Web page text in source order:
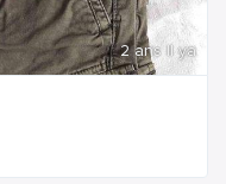
2 ans Il ya